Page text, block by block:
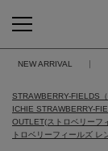
NEW ARRIVAL
STRAWBERRY-FIELDS
ICHIE STRAWBERRY-
OUTLET(ストロベリーフ
トロベリーフィールズ レ